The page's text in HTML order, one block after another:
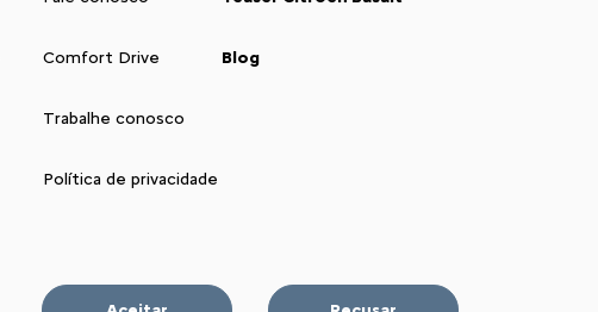
Comfort Drive
Trabalhe conosco
Política de privacidade
Blog